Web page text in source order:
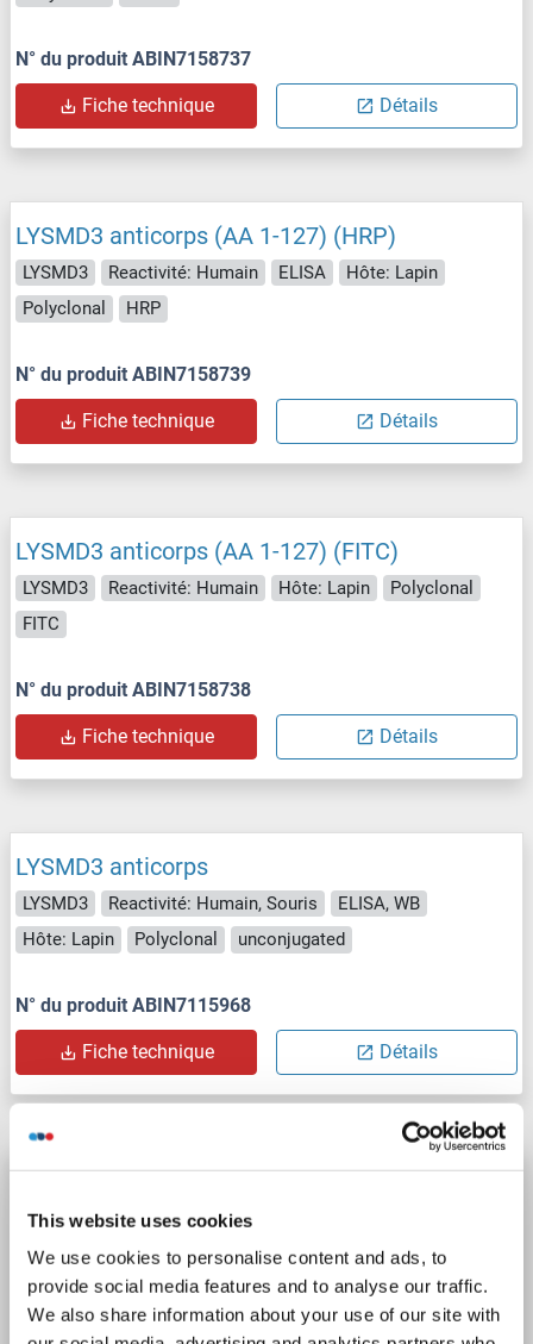
This website uses cookies
We use cookies to personalise content and ads, to
provide social media features and to analyse our traffic.
We also share information about your use of our site with
N° du produit ABIN7158737
Fiche technique Détails
LYSMD3 anticorps (AA 1-127) (HRP)
LYSMD3 Reactivité: Humain ELISA
Hôte: Lapin
Polyclonal
HRP
N° du produit ABIN7158739
Fiche technique Détails
LYSMD3 anticorps (AA 1-127) (FITC)
LYSMD3 Reactivité: Humain Hôte: Lapin
Polyclonal
FITC
N° du produit ABIN7158738
Fiche technique Détails
LYSMD3 anticorps
LYSMD3 Reactivité: Humain, Souris
ELISA, WB
Hôte: Lapin
Polyclonal unconjugated
N° du produit ABIN7115968
Fiche technique Détails
LYSMD3 Reactivité: Humain, Chien
Polyclonal
unconjugated
1 image